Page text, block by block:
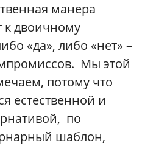
манера
к двоичному
«да», либо «нет» –
Мы этой
потому что
естественной и
по
шаблон,